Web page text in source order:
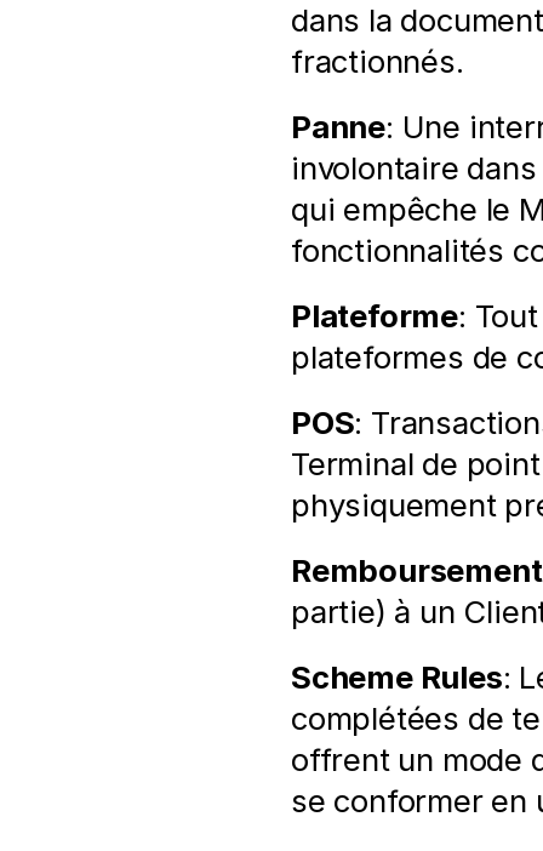
dans la
fractionnés.
Panne: Une
involontaire
qui empêche le
fonctionnalités
Plateforme:
plateformes de
POS:
Terminal de
physiquement
Remboursement
partie) à un
Scheme Rules:
complétées de
offrent un mode
se conformer en